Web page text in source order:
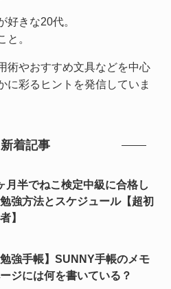
好きな20代。
。
術やおすすめ文具などを中心
に彩るヒントを発信していま
新着記事
月半でねこ検定中級に合格し
強方法とスケジュール【超初
】
勉強手帳】SUNNY手帳のメモ
ジには何を書いている？